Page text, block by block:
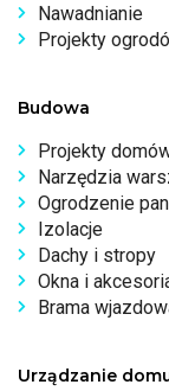
Nawadnianie
Projekty
Budowa
Projekty
Narzędzia
Ogrodzenie
Izolacje
Dachy i stropy
Okna i
Brama
Urządzanie